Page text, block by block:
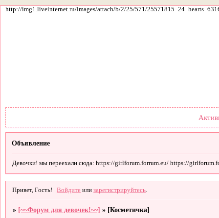
http://img1.liveinternet.ru/images/attach/b/2/25/571/
Объявление
Девочки! мы переехали сюда: https://girlforum.forrum.eu/ https://
Привет, Гость! Войдите илизарегистрируйтесь
» [~~Форум для девочек!~~] » [Косметичка]